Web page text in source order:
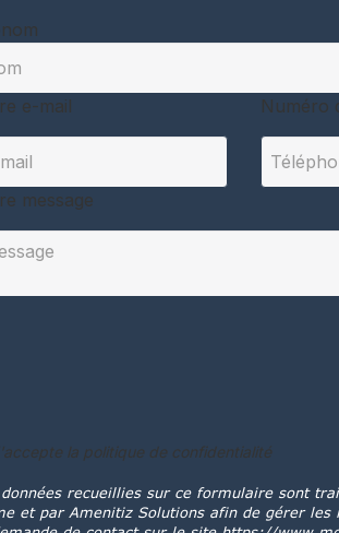
e-mail Numéro
message
la politique de confidentialité
données recueillies sur ce formulaire sont
et par Amenitiz Solutions afin de gérer